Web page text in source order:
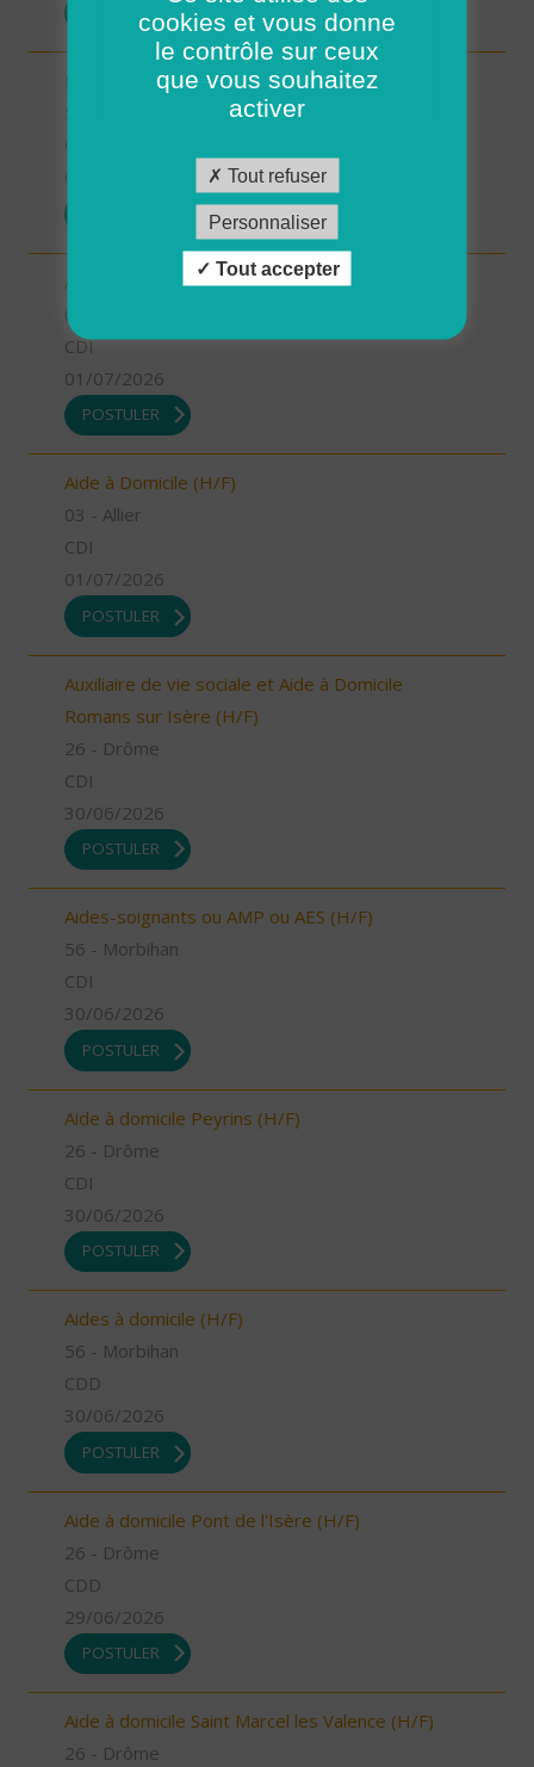
INFIRMIER COORDINATEUR (H/F)
Auxiliaire de Vie Sociale (H/F)
03 - Allier
CDI
01/07/2026
POSTULER
Aide à Domicile (H/F)
03 - Allier
CDI
01/07/2026
POSTULER
Auxiliaire de vie sociale et Aide à Domicile
Romans sur Isère (H/F)
26 - Drôme
CDI
30/06/2026
POSTULER
Aides-soignants ou AMP ou AES (H/F)
56 - Morbihan
CDI
30/06/2026
POSTULER
Aide à domicile Peyrins (H/F)
26 - Drôme
CDI
30/06/2026
POSTULER
Aides à domicile (H/F)
56 - Morbihan
CDD
30/06/2026
POSTULER
Aide à domicile Pont de l'Isère (H/F)
26 - Drôme
CDD
29/06/2026
POSTULER
Aide à domicile Saint Marcel les Valence (H/F)
26 - Drôme
cookies et vous donne
le contrôle sur ceux
que vous souhaitez
activer
Tout refuser
Personnaliser
Tout accepter